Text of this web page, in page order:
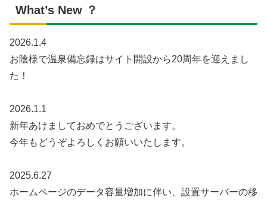
What’s New ？
2026.1.4
お陰様で温泉備忘録はサイト開設から20周年を迎えまし
た！
2026.1.1
新年あけましておめでとうございます。
今年もどうぞよろしくお願いいたします。
2025.6.27
ホームページのデータ容量増加に伴い、設置サーバーの移